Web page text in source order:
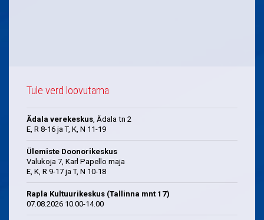
Tule verd loovutama
Ädala verekeskus, Ädala tn 2
E, R 8-16 ja T, K, N 11-19
Ülemiste Doonorikeskus
Valukoja 7, Karl Papello maja
E, K, R 9-17 ja T, N 10-18
Rapla Kultuurikeskus (Tallinna mnt 17)
07.08.2026 10.00-14.00